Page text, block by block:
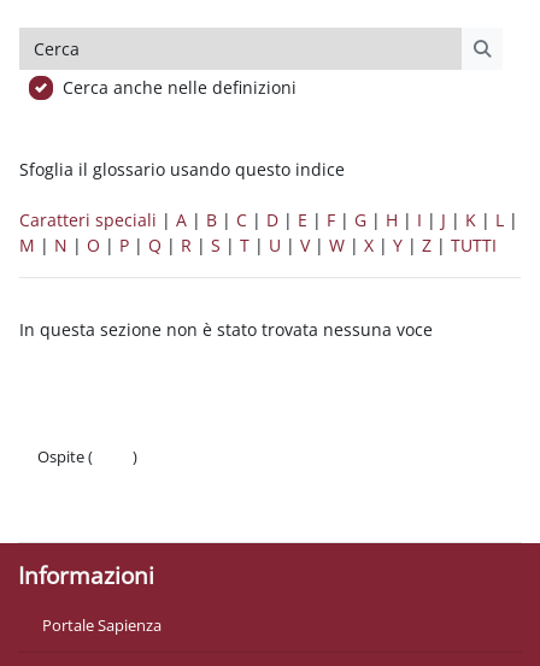
Cerca
Cerca anche nelle definizioni
Sfoglia il glossario usando questo indice
Caratteri speciali | A | B | C | D | E | F | G | H | I | J | K | L |
M | N | O | P | Q | R | S | T | U | V| W | X | Y | Z | TUTTI
In questa sezione non è stato trovata nessuna voce
Ospite (
)
Informazioni
Portale Sapienza